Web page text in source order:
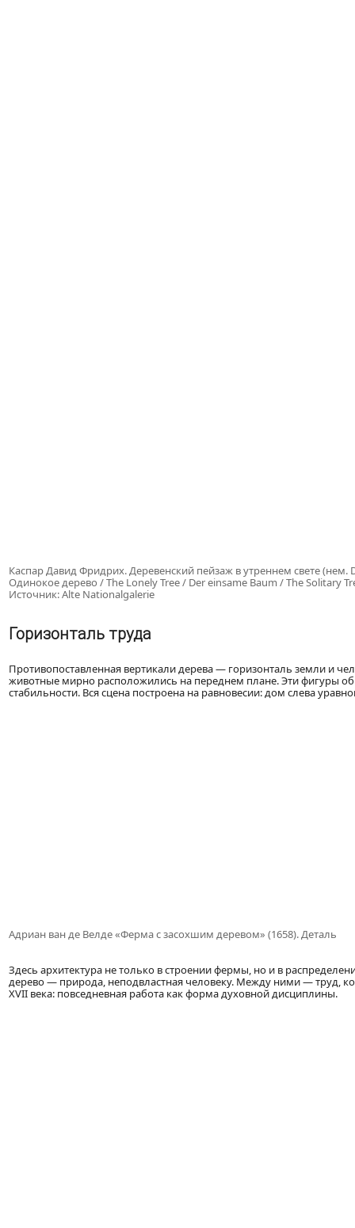
Каспар Давид Фридрих. Деревенский пейзаж в утреннем свете
Одинокое дерево / The Lonely Tree / Der einsame Baum / The Solitary
Источник: Alte Nationalgalerie
Горизонталь труда
Противопоставленная вертикали дерева — горизонталь земли и
животные мирно расположились на переднем плане. Эти фигуры
стабильности. Вся сцена построена на равновесии: дом слева
Адриан ван де Велде «Ферма с засохшим деревом» (1658). Деталь
Здесь архитектура не только в строении фермы, но и в
дерево — природа, неподвластная человеку. Между ними — труд,
XVII века: повседневная работа как форма духовной дисциплины.